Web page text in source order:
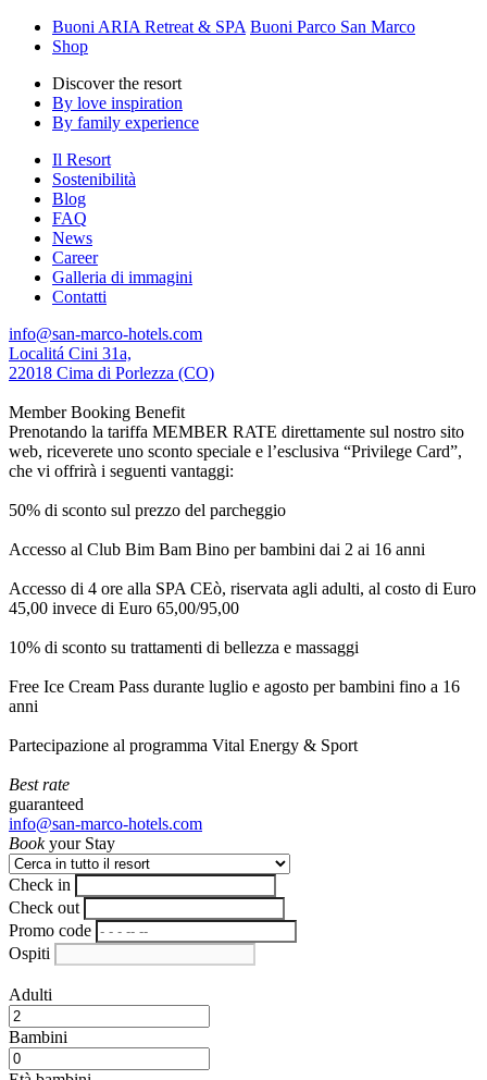
Buoni ARIA Retreat & SPA Buoni Parco San Marco
Shop
Discover the resort
By love inspiration
By family experience
Il Resort
Sostenibilità
Blog
FAQ
News
Career
Galleria di immagini
Contatti
info@san-marco-hotels.com
Localitá Cini 31a,
22018 Cima di Porlezza (CO)
Member Booking Benefit
Prenotando la tariffa MEMBER RATE direttamente sul nostro sito
web, riceverete uno sconto speciale e l’esclusiva “Privilege Card”,
che vi offrirà i seguenti vantaggi:
50% di sconto sul prezzo del parcheggio
Accesso al Club Bim Bam Bino per bambini dai 2 ai 16 anni
Accesso di 4 ore alla SPA CEò, riservata agli adulti, al costo di Euro
45,00 invece di Euro 65,00/95,00
10% di sconto su trattamenti di bellezza e massaggi
Free Ice Cream Pass durante luglio e agosto per bambini fino a 16
anni
Partecipazione al programma Vital Energy & Sport
Best rate
guaranteed
info@san-marco-hotels.com
Bookyour Stay
Check in
Check out
Promo code
Ospiti
Adulti
Bambini